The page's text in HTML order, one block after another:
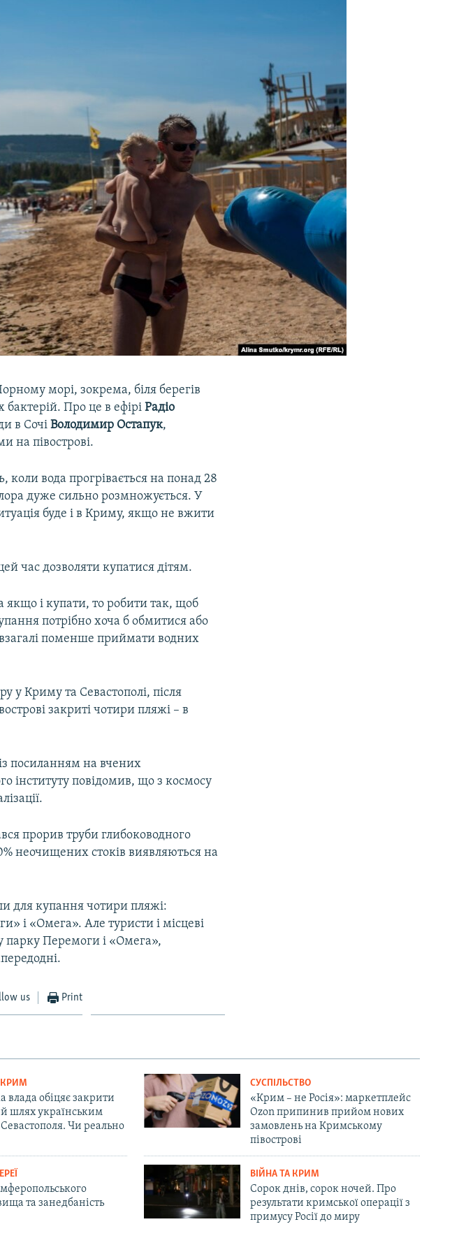
морі, зокрема, біля берегів
Про це в ефіріРадіо
в СочіВолодимир Остапук,
на півострові.
вода прогрівається на понад 28
дуже сильно розмножується. У
буде і в Криму, якщо не вжити
час дозволяти купатися дітям.
і купати, то робити так, щоб
потрібно хоча б обмитися або
поменше приймати водних
у Криму та Севастополі, після
закриті чотири пляжі – в
посиланням на вчених
інституту повідомив, що з космосу
прорив труби глибоководного
неочищених стоків виявляються на
для купання чотири пляжі:
і «Омега». Але туристи і місцеві
парку Перемоги і «Омега»,
us Print
КРИМ
влада обіцяє закрити
шлях українським
Чи реально
СУСПІЛЬСТВО
«Крим – не Росія»: маркетплейс
Ozon припинив прийом нових
замовлень на Кримському
півострові
та занедбаність
ВІЙНА ТА КРИМ
Сорок днів, сорок ночей. Про
результати кримської операції з
примусу Росії до миру